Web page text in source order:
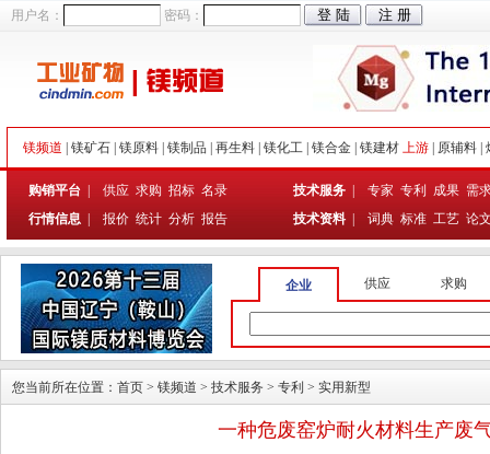
用户名： 密码：
镁频道 镁矿石 镁原料 镁制品 再生料 镁化工 镁合金 镁建材 上游 原辅料
购销平台 供应 求购 招标 名录
行情信息
报价 统计 分析 报告
技术服务 专家 专利 成果 需
技术资料
词典 标准 工艺 论
企业 供应 求购
您当前所在位置： 首页 > 镁频道 > 技术服务 > 专利 > 实用新型
一种危废窑炉耐火材料生产废